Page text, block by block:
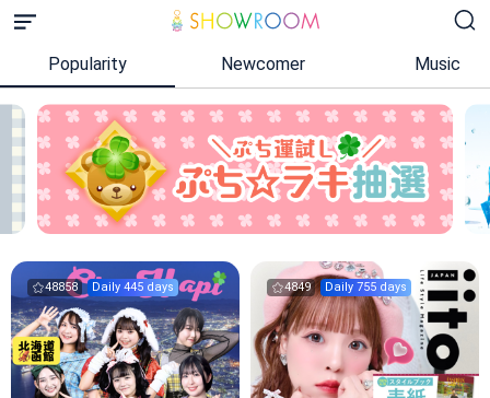
Popularity Newcomer Music
48858 Daily 445 days 4849 Daily 755 days